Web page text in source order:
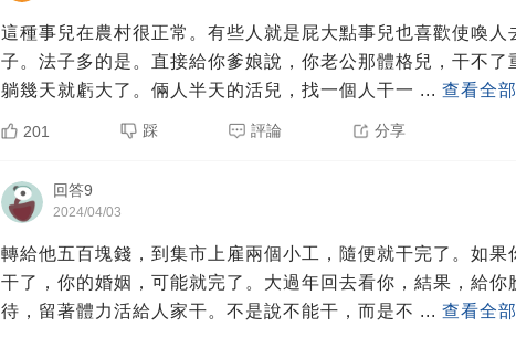
這種事兒在農村很正常。有些人就是屁大點事兒也喜歡使喚人
子。法子多的是。直接給你爹娘說，你老公那體格兒，干不了
躺幾天就虧大了。倆人半天的活兒，找一個人干一 ... 查看全部
201 踩 評論 分享
回答9
2024/04/03
轉給他五百塊錢，到集市上雇兩個小工，隨便就干完了。如果
干了，你的婚姻，可能就完了。大過年回去看你，結果，給你
待，留著體力活給人家干。不是說不能干，而是不 ... 查看全部